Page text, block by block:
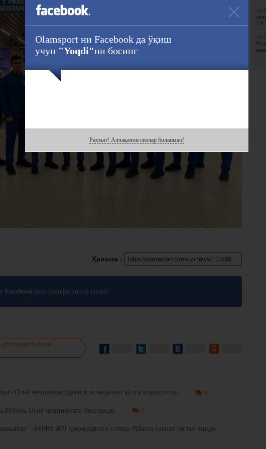
1/4
Ҳавола :
Facebook даги саҳифасини кузатинг!
билан
Осиё чемпионатидаги илк медални қўлга киритишди 0
бўйича Осиё чемпионати бошланди 0
ФИФА ЖЧ ҳуқуқларини сотиш бўйича баёнот билан чиқди
Olamsport ни Facebook да ўқиш
учун "Yoqdi"ни босинг
Раҳмат! Аллақачон сизлар биланман!